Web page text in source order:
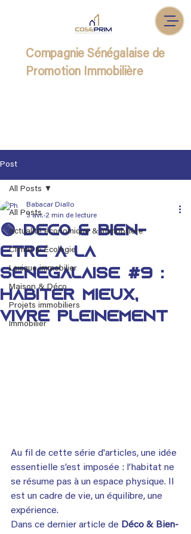
Compagnie Sénégalaise de
Promotion Immobilière
Post
All Posts
Actualité économique & immobilière
Climat & Écologie
Lexique immobilier
Maison & Déco
Projets immobiliers
Immobilier
All Posts
🟢 Déco & Bien-
être à la
Sénégalaise #9 :
habiter mieux,
vivre pleinement
Babacar Diallo
3 avr. 2 min de lecture
Au fil de cette série d'articles, une idée
essentielle s’est imposée : l’habitat ne
se résume pas à un espace physique. Il
est un cadre de vie, un équilibre, une
expérience.
Dans ce dernier article de Déco & Bien-